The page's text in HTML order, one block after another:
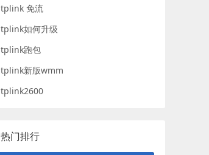
tplink 免流
tplink如何升级
tplink跑包
tplink新版wmm
tplink2600
热门排行